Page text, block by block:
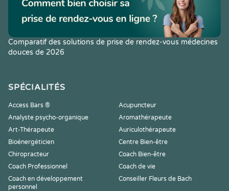
Comparatif des solutions de prise de rendez-vous médecines
douces de 2026
SPÉCIALITÉS
Access Bars ®
Acupuncteur
Analyste psycho-organique
Aromathérapeute
Art-Thérapeute
Auriculothérapeute
Bioénergéticien
Centre Bien-être
Chiropracteur
Coach Bien-être
Coach Professionnel
Coach de vie
Coach en développement
personnel
Conseiller Fleurs de Bach